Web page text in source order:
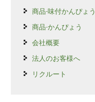
商品-味付かんぴょう
商品-かんぴょう
会社概要
法人のお客様へ
リクルート